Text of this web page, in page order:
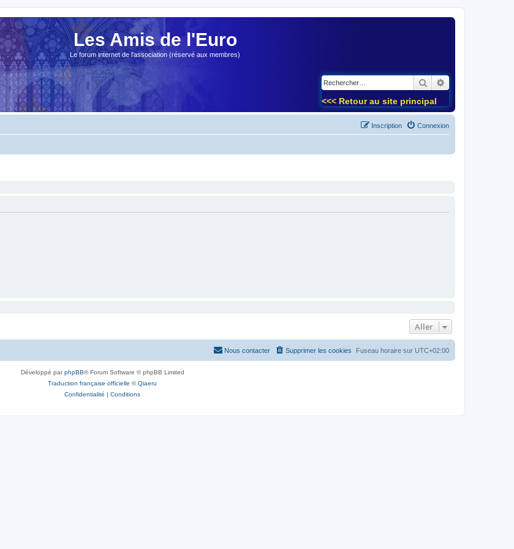
Les Amis de l'Euro
Le forum internet de l'association (réservé aux membres)
Rechercher
<<< Retour au site principal
Connexion
Inscription
Aller
Fuseau horaire sur UTC+02:00
Supprimer les cookies
Nous contacter
Développé parphpBB® Forum Software © phpBB Limited
Traduction française officielle ©Qiaeru
Confidentialité | Conditions